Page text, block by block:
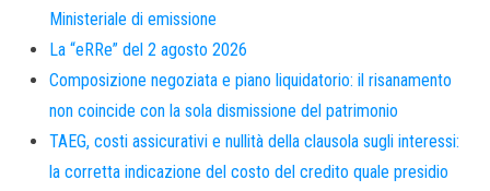
Ministeriale di emissione
La “eRRe” del 2 agosto 2026
Composizione negoziata e piano liquidatorio: il risanamento
non coincide con la sola dismissione del patrimonio
TAEG, costi assicurativi e nullità della clausola sugli interessi:
la corretta indicazione del costo del credito quale presidio